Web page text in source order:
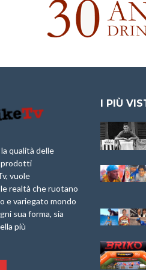
qualità delle
prodotti
vuole
realtà che ruotano
e variegato mondo
sua forma, sia
più
I PIÙ
Marathon 2025”
IX Ed. “Tra
Borghi&Castelli” –
Anteprima
1a Edizione
Granfondo